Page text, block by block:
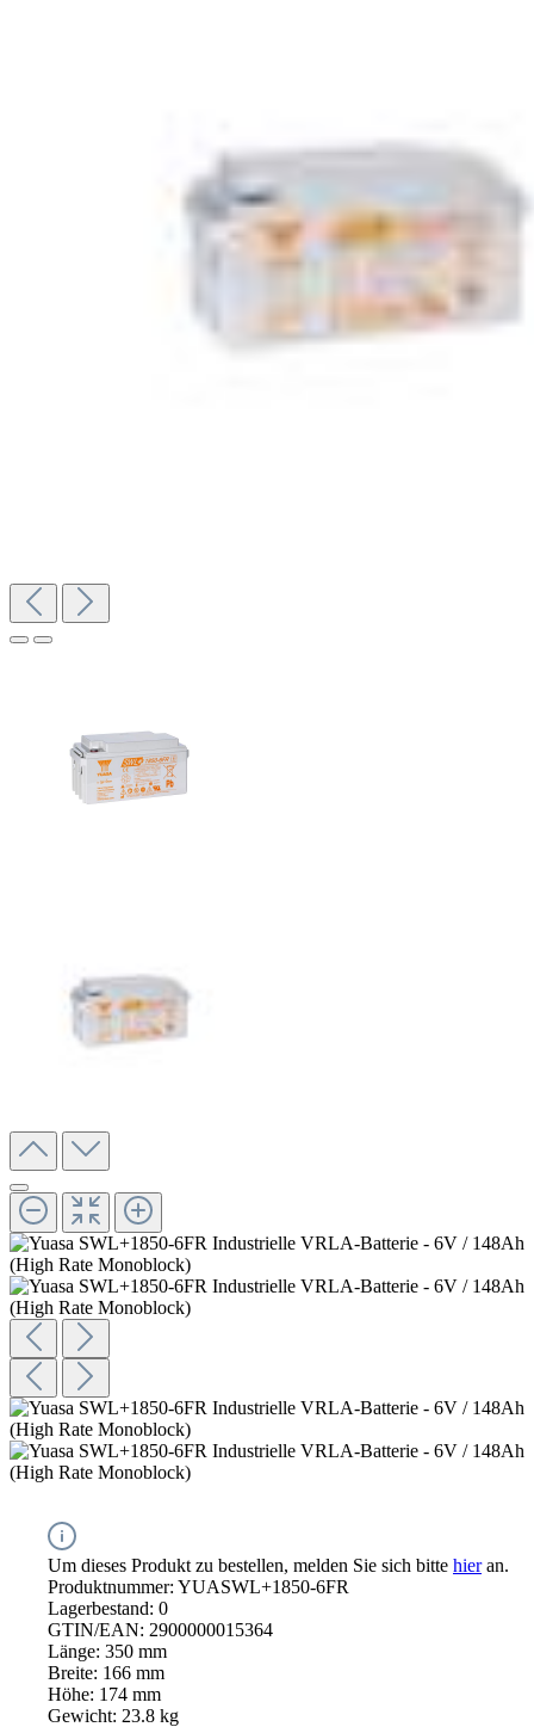
Um dieses Produkt zu bestellen, melden Sie sich bitte hieran.
Produktnummer: YUASWL+1850-6FR
Lagerbestand: 0
GTIN/EAN: 2900000015364
Länge: 350 mm
Breite: 166 mm
Höhe: 174 mm
Gewicht: 23.8 kg